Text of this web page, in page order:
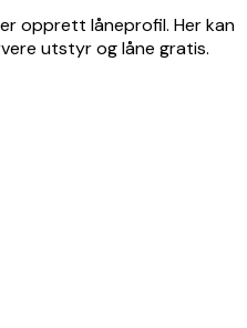
opprett låneprofil. Her kan
utstyr og låne gratis.